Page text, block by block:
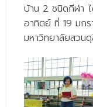
- - วิทยาศาสตร์ทั่วไป
- เทคโนโลยีบัณฑิต
- - เทคโนโลยีสารสนเ
ศูนย์บริการ
บ้าน 2 ชนิดกีฬา ไ
อาทิตย์ ที่ 19 มก
มหาวิทยาลัยสวน